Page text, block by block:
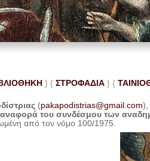
} { ΣΤΡΟΦΑΔΙΑ } {
(pakapodistrias@gmail.com),
του συνδέσμου των
από τον νόμο 100/1975.